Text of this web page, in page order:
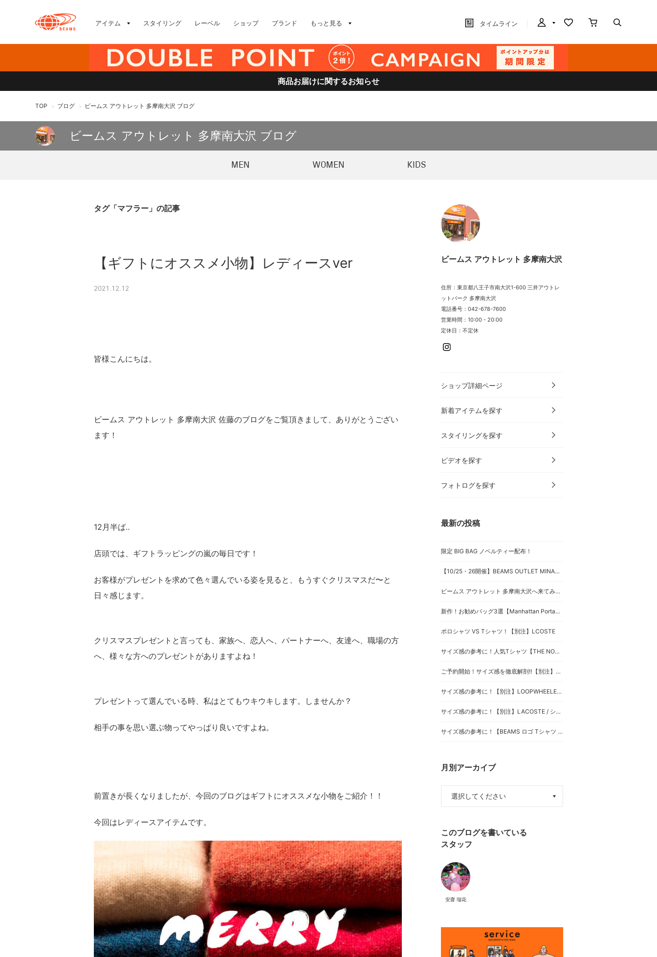
アイテム スタイリング レーベル ショップ ブランド もっと見る タイムライン
商品お届けに関するお知らせ
TOP > ブログ > ビームス アウトレット 多摩南大沢 ブログ
ビームス アウトレット 多摩南大沢 ブログ
MEN WOMEN KIDS
タグ「マフラー」の記事
【ギフトにオススメ小物】レディースver
2021.12.12
皆様こんにちは。
ビームス アウトレット 多摩南大沢 佐藤のブログをご覧頂きまして、ありがとうござい
ます！
12月半ば‥
店頭では、ギフトラッピングの嵐の毎日です！
お客様がプレゼントを求めて色々選んでいる姿を見ると、もうすぐクリスマスだ〜と
日々感じます。
クリスマスプレゼントと言っても、家族へ、恋人へ、パートナーへ、友達へ、職場の方
へ、様々な方へのプレゼントがありますよね！
プレゼントって選んでいる時、私はとてもウキウキします。しませんか？
相手の事を思い選ぶ物ってやっぱり良いですよね。
前置きが長くなりましたが、今回のブログはギフトにオススメな小物をご紹介！！
今回はレディースアイテムです。
ビームス アウトレット 多摩南大沢
住所：東京都八王子市南大沢1-600 三井アウトレ
ットパーク 多摩南大沢
電話番号：042-678-7600
営業時間：10:00 - 20:00
定休日：不定休
ショップ詳細ページ
新着アイテムを探す
スタイリングを探す
ビデオを探す
フォトログを探す
最新の投稿
限定 BIG BAG ノベルティー配布！
【10/25・26開催】BEAMS OUTLET MINAMIOSAWA Limited SPECIAL EVENT のお知らせ！
ビームス アウトレット 多摩南大沢へ来てみた！
新作！お勧めバッグ3選【Manhattan Portage、GREGORY】
ポロシャツ VS Tシャツ！【別注】LCOSTE
サイズ感の参考に！人気Tシャツ【THE NORTH FACE & THE NORTH FACE PURPLE LABEL】
ご予約開始！サイズ感を徹底解剖‼︎【別注】BIRKENSTOCK / Zurich BONE PATTERN BLACK
サイズ感の参考に！【別注】LOOPWHEELER / Extra Light Short Sleeve Sweat
サイズ感の参考に！【別注】LACOSTE / ショート スリーブ ポロシャツ
サイズ感の参考に！【BEAMS ロゴ Tシャツ 】
月別アーカイブ
このブログを書いている
スタッフ
安齋 瑠花